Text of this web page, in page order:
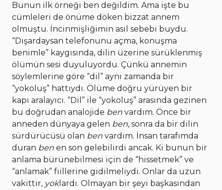
Bunun ilk örneği ben değildim. Ama işte bu
cümleleri de önüme döken bizzat annem
olmuştu. İncinmişliğimin asıl sebebi buydu.
“Dışardaysan telefonunu açma, konuşma
benimle” kaygısında, dilin üzerine sürüklenmiş
ölümün sesi duyuluyordu. Çünkü annemin
söylemlerine göre “dil” aynı zamanda bir
“yokoluş” hattıydı. Ölüme doğru yürüyen bir
kapı aralayıcı. “Dil” ile “yokoluş” arasında gezinen
bu doğrudan analojide ben vardım. Önce bir
anneden dünyaya gelen ben, sonra da bir dilin
sürdürücüsü olan ben vardım. İnsan tarafımda
duran ben en son gelebilirdi ancak. Ki bunun bir
anlama bürünebilmesi için de “hissetmek” ve
“anlamak” fiillerine gidilmeliydi. Onlar da uzun
vakittir, yoklardı. Olmayan bir şeyi başkasından